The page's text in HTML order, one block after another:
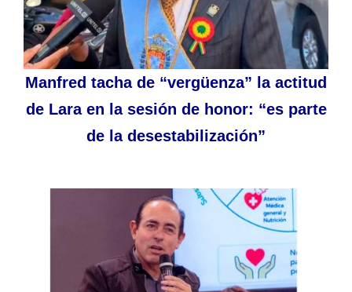
Manfred tacha de “vergüenza” la actitud
de Lara en la sesión de honor: “es parte
de la desestabilización”